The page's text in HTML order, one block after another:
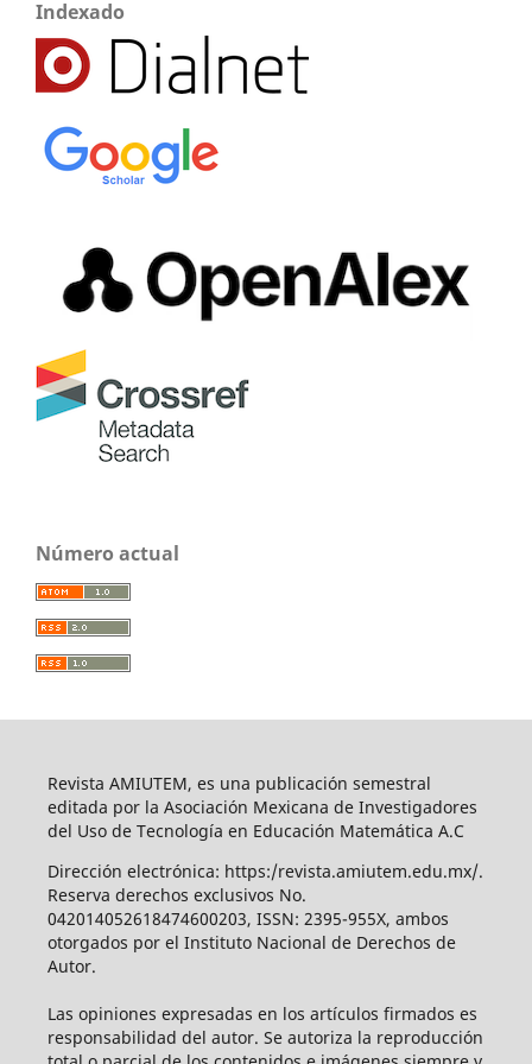
Indexado
Número actual
Revista AMIUTEM, es una publicación semestral
editada por la Asociación Mexicana de Investigadores
del Uso de Tecnología en Educación Matemática A.C
Dirección electrónica: https:/revista.amiutem.edu.mx/.
Reserva derechos exclusivos No.
042014052618474600203, ISSN: 2395-955X, ambos
otorgados por el Instituto Nacional de Derechos de
Autor.
Las opiniones expresadas en los artículos firmados es
responsabilidad del autor. Se autoriza la reproducción